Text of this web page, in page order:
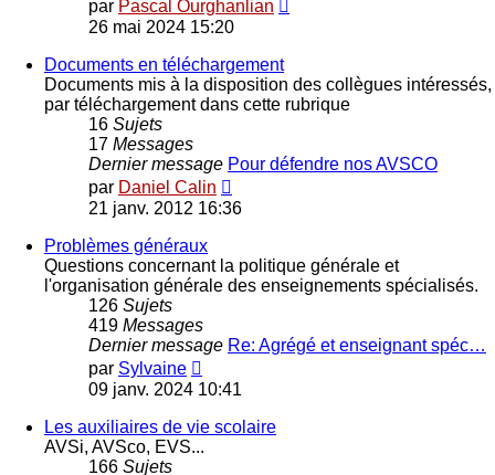
par Pascal Ourghanlian
26 mai 2024 15:20
Documents en téléchargement
Documents mis à la disposition des collègues intéressés,
par téléchargement dans cette rubrique
16 Sujets
17 Messages
Dernier message Pour défendre nos AVSCO
par Daniel Calin
le
21 janv. 2012 16:36
Problèmes généraux
Questions concernant la politique générale et
l'organisation générale des enseignements spécialisés.
126 Sujets
419 Messages
Dernier message Re: Agrégé et enseignant spéc…
par Sylvaine
le
message
09 janv. 2024 10:41
Les auxiliaires de vie scolaire
AVSi, AVSco, EVS...
166 Sujets